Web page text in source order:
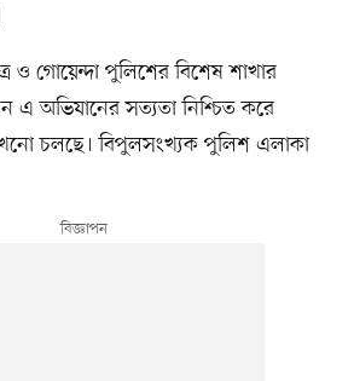
ও গোয়েন্দা পুলিশের বিশেষ শাখার
এ অভিযানের সত্যতা নিশ্চিত করে
চলছে। বিপুলসংখ্যক পুলিশ এলাকা